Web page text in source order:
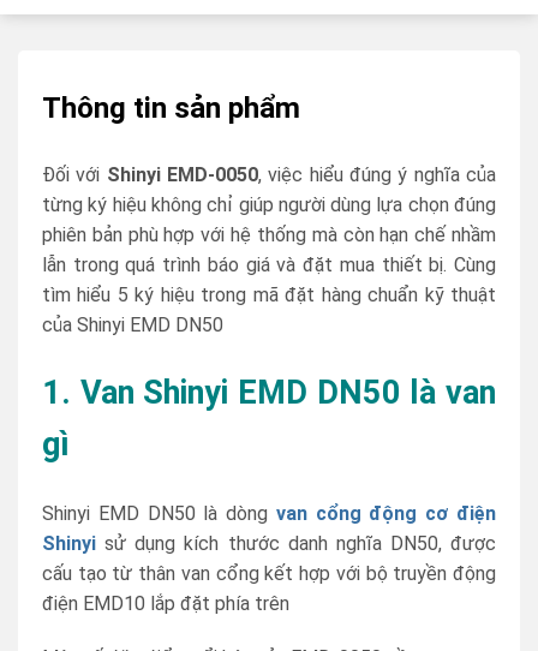
Thông tin sản phẩm
Đối với Shinyi EMD-0050, việc hiểu đúng ý nghĩa của
từng ký hiệu không chỉ giúp người dùng lựa chọn đúng
phiên bản phù hợp với hệ thống mà còn hạn chế nhầm
lẫn trong quá trình báo giá và đặt mua thiết bị. Cùng
tìm hiểu 5 ký hiệu trong mã đặt hàng chuẩn kỹ thuật
của Shinyi EMD DN50
1. Van Shinyi EMD DN50 là van
gì
Shinyi EMD DN50 là dòng van cổng động cơ điện
Shinyi sử dụng kích thước danh nghĩa DN50, được
cấu tạo từ thân van cổng kết hợp với bộ truyền động
điện EMD10 lắp đặt phía trên